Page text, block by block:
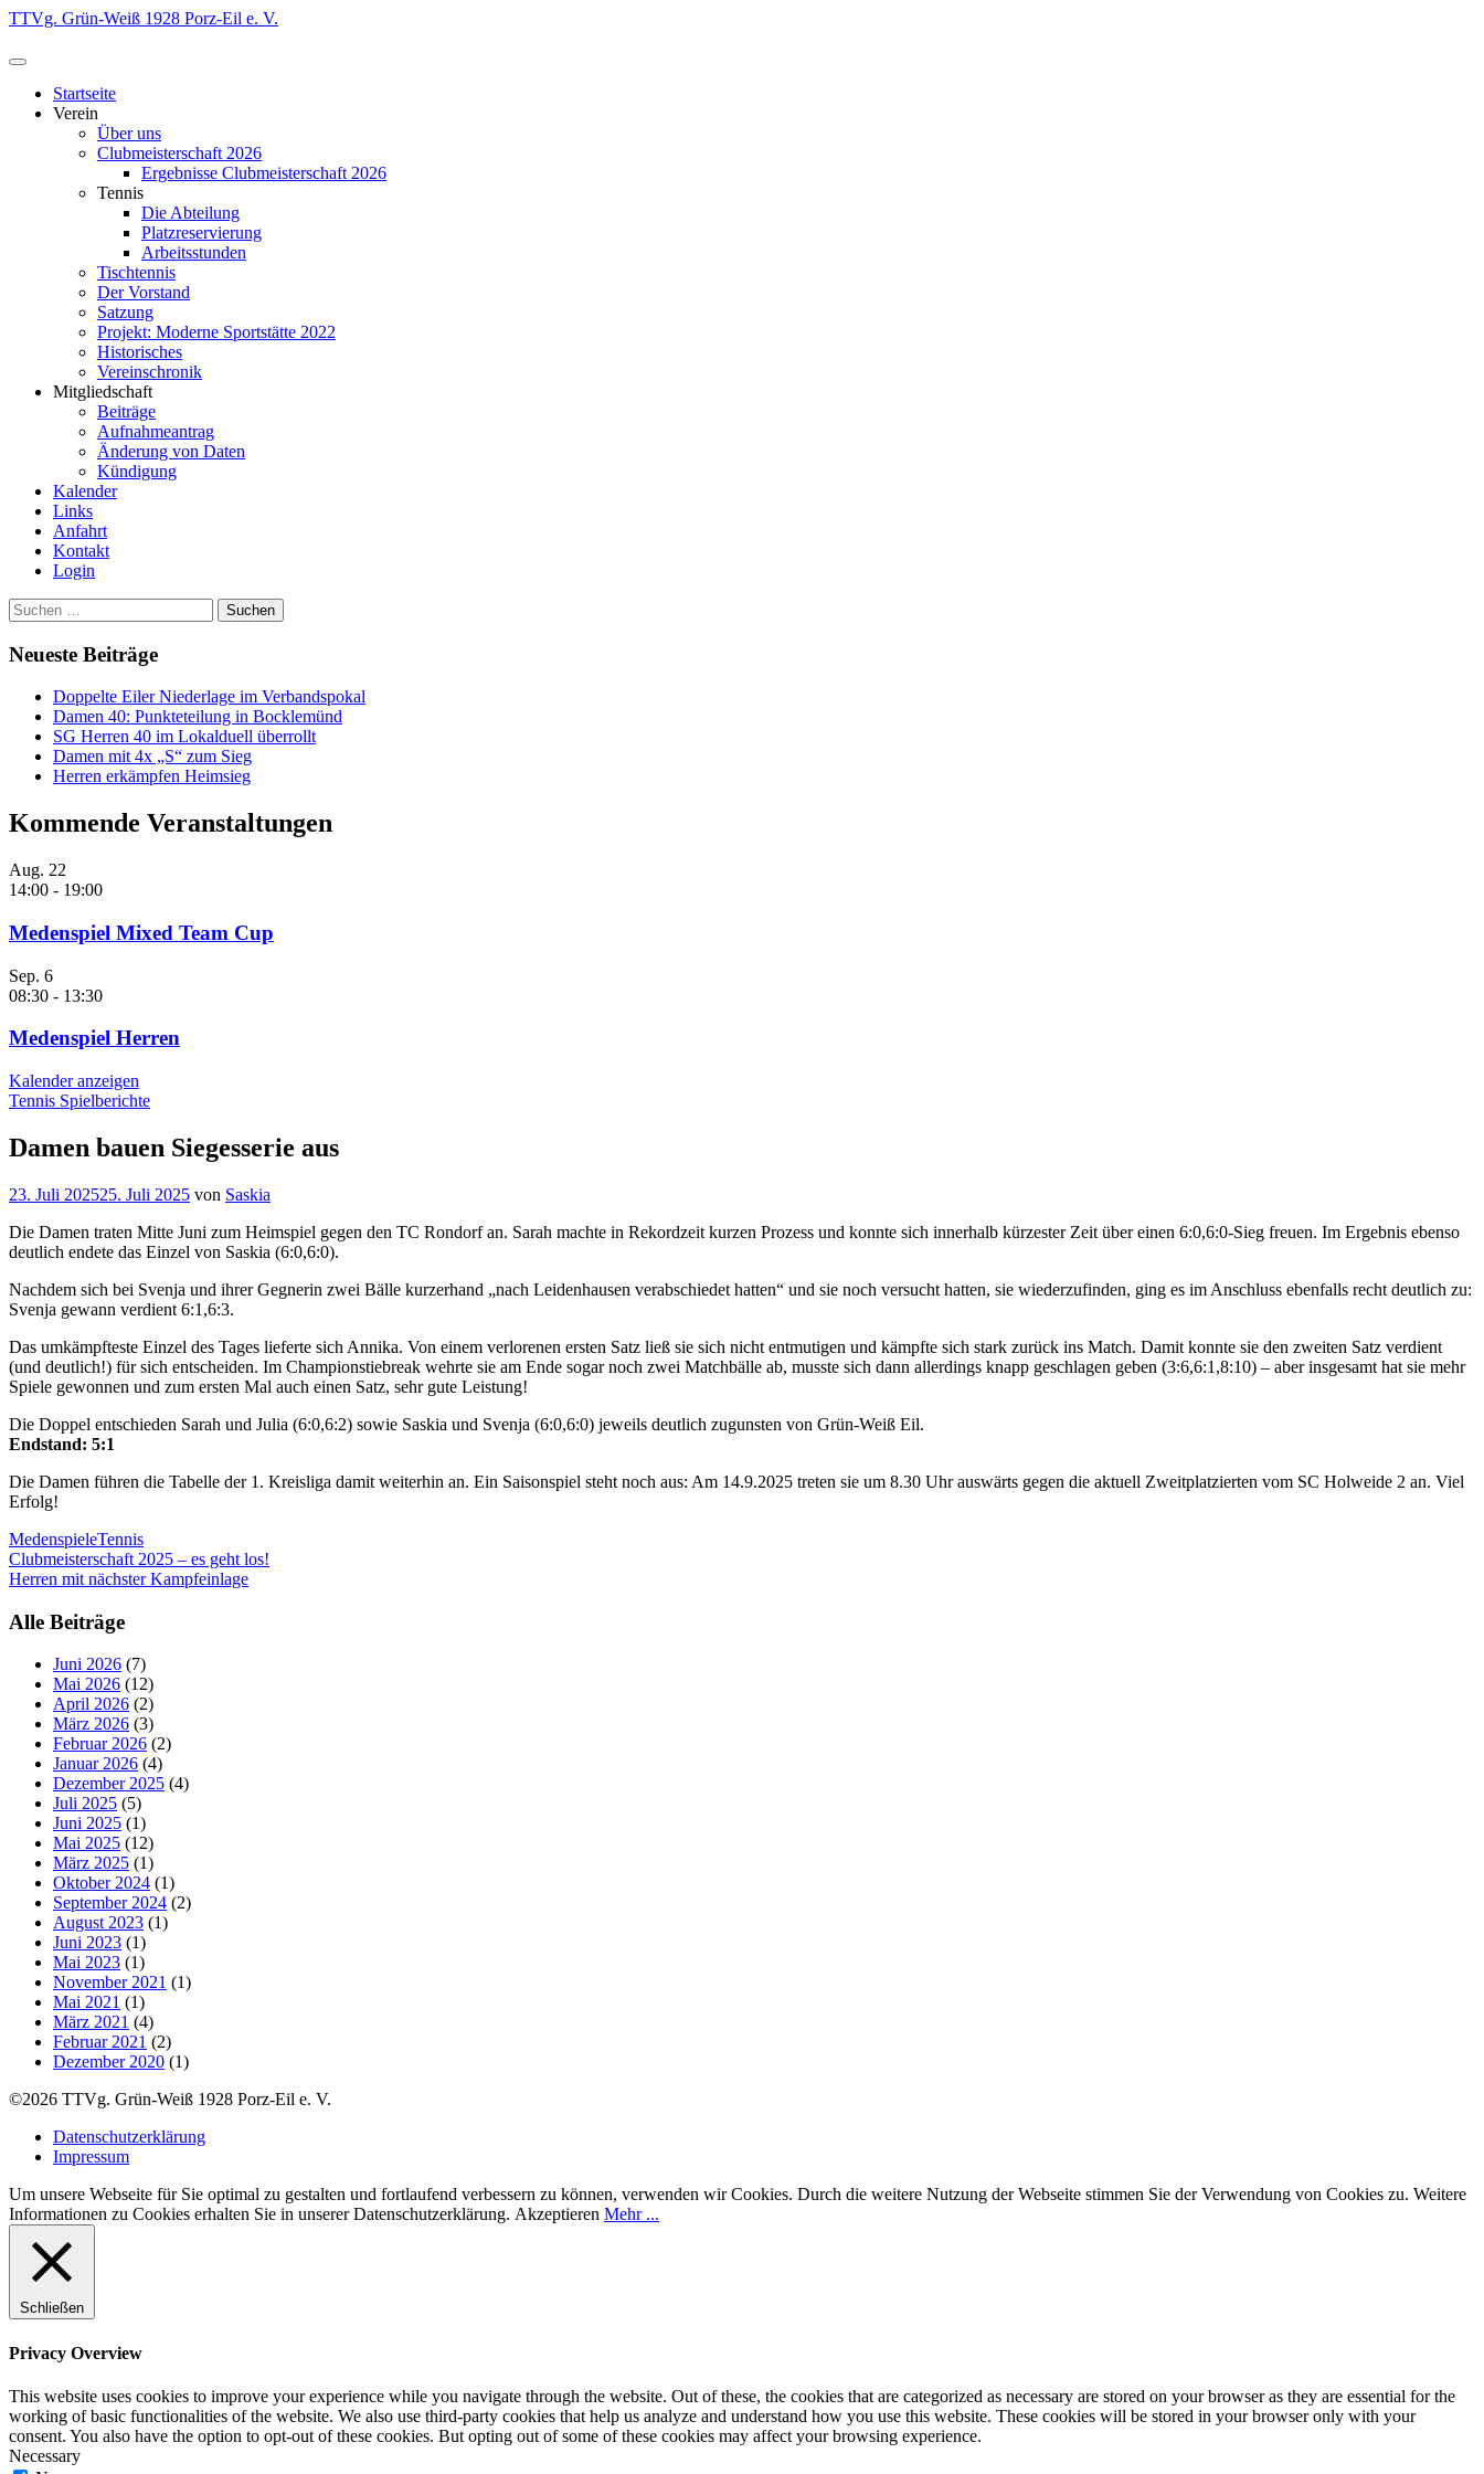
Zum
springen
TTVg. Grün-Weiß 1928 Porz-Eil e. V.
Startseite
Verein
Über uns
Clubmeisterschaft 2026
Ergebnisse Clubmeisterschaft 2026
Tennis
Die Abteilung
Platzreservierung
Arbeitsstunden
Tischtennis
Der Vorstand
Satzung
Projekt: Moderne Sportstätte 2022
Historisches
Vereinschronik
Mitgliedschaft
Beiträge
Aufnahmeantrag
Änderung von Daten
Kündigung
Kalender
Links
Anfahrt
Kontakt
Login
Suchen
nach:
Neueste Beiträge
Doppelte Eiler Niederlage im Verbandspokal
Damen 40: Punkteteilung in Bocklemünd
SG Herren 40 im Lokalduell überrollt
Damen mit 4x „S“ zum Sieg
Herren erkämpfen Heimsieg
Kommende Veranstaltungen
Aug. 22
14:00 - 19:00
Medenspiel Mixed Team Cup
Sep. 6
08:30 - 13:30
Medenspiel Herren
Kalender anzeigen
Tennis Spielberichte
Damen bauen Siegesserie aus
23. Juli 202525. Juli 2025 von Saskia
Die Damen traten Mitte Juni zum Heimspiel gegen den TC Rondorf an. Sarah machte in Rekordzeit kurzen Prozess und konnte sich innerhalb kürzester Zeit über einen 6:0,6:0-Sieg freuen. Im Ergebnis ebenso
deutlich endete das Einzel von Saskia (6:0,6:0).
Nachdem sich bei Svenja und ihrer Gegnerin zwei Bälle kurzerhand „nach Leidenhausen verabschiedet hatten“ und sie noch versucht hatten, sie wiederzufinden, ging es im Anschluss ebenfalls recht deutlich zu:
Svenja gewann verdient 6:1,6:3.
Das umkämpfteste Einzel des Tages lieferte sich Annika. Von einem verlorenen ersten Satz ließ sie sich nicht entmutigen und kämpfte sich stark zurück ins Match. Damit konnte sie den zweiten Satz verdient
(und deutlich!) für sich entscheiden. Im Championstiebreak wehrte sie am Ende sogar noch zwei Matchbälle ab, musste sich dann allerdings knapp geschlagen geben (3:6,6:1,8:10) – aber insgesamt hat sie mehr
Spiele gewonnen und zum ersten Mal auch einen Satz, sehr gute Leistung!
Die Doppel entschieden Sarah und Julia (6:0,6:2) sowie Saskia und Svenja (6:0,6:0) jeweils deutlich zugunsten von Grün-Weiß Eil.
Endstand: 5:1
Die Damen führen die Tabelle der 1. Kreisliga damit weiterhin an. Ein Saisonspiel steht noch aus: Am 14.9.2025 treten sie um 8.30 Uhr auswärts gegen die aktuell Zweitplatzierten vom SC Holweide 2 an. Viel
Erfolg!
MedenspieleTennis
Beitragsnavigation
Clubmeisterschaft 2025 – es geht los!
Herren mit nächster Kampfeinlage
Alle Beiträge
Juni 2026 (7)
Mai 2026 (12)
April 2026 (2)
März 2026 (3)
Februar 2026 (2)
Januar 2026 (4)
Dezember 2025 (4)
Juli 2025 (5)
Juni 2025 (1)
Mai 2025 (12)
März 2025 (1)
Oktober 2024 (1)
September 2024 (2)
August 2023 (1)
Juni 2023 (1)
Mai 2023 (1)
November 2021 (1)
Mai 2021 (1)
März 2021 (4)
Februar 2021 (2)
Dezember 2020 (1)
©2026 TTVg. Grün-Weiß 1928 Porz-Eil e. V.
Datenschutzerklärung
Impressum
Um unsere Webseite für Sie optimal zu gestalten und fortlaufend verbessern zu können, verwenden wir Cookies. Durch die weitere Nutzung der Webseite stimmen Sie der Verwendung von Cookies zu. Weitere
Informationen zu Cookies erhalten Sie in unserer Datenschutzerklärung. Akzeptieren Mehr ...
Schließen
Privacy Overview
This website uses cookies to improve your experience while you navigate through the website. Out of these, the cookies that are categorized as necessary are stored on your browser as they are essential for the
working of basic functionalities of the website. We also use third-party cookies that help us analyze and understand how you use this website. These cookies will be stored in your browser only with your
consent. You also have the option to opt-out of these cookies. But opting out of some of these cookies may affect your browsing experience.
Necessary